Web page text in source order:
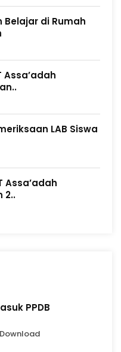
di Rumah
Assa’adah
LAB Siswa
Assa’adah
2..
PPDB